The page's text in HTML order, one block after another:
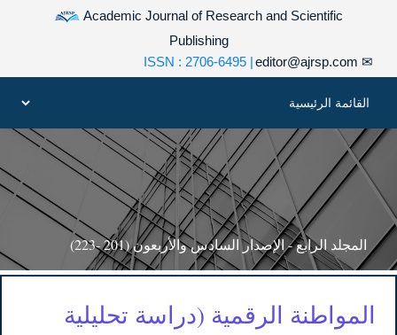
Academic Journal of Research and Scientific
Publishing
✉
المجلد الرابع - الإصدار السادس والأربعون (201 -223)
المواطنة الرقمية (دراسة تحليلية